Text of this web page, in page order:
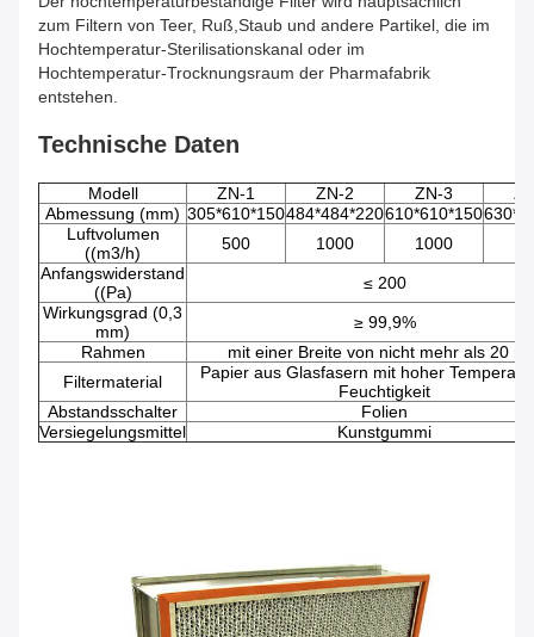
zum Filtern von Teer, Ruß,Staub und andere Partikel, die im
Hochtemperatur-Sterilisationskanal oder im
Hochtemperatur-Trocknungsraum der Pharmafabrik
entstehen.
Technische Daten
Modell ZN-1 ZN-2 ZN-3
Abmessung (mm) 305*610*150484*484*220610*610*150
Luftvolumen
((m3/h)
500 1000 1000
Anfangswiderstand
((Pa)
≤ 200
Wirkungsgrad (0,3
mm)
≥ 99,9%
Rahmen
mit einer Breite von nicht mehr als 20
Filtermaterial
Papier aus Glasfasern mit hoher
Feuchtigkeit
Abstandsschalter
Folien
Versiegelungsmittel
Kunstgummi